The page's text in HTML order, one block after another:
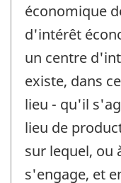
économique
d'intérêt
un centre
existe, dans
lieu - qu'il
lieu de
sur lequel, ou
s'engage, et